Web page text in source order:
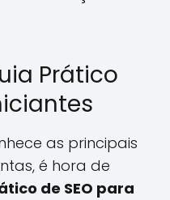
Prático
as principais
é hora de
de SEO para